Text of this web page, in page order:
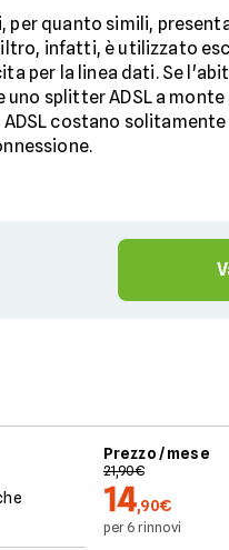
per quanto simili,
infatti, è utilizzato
per la linea dati. Se
splitter ADSL a
costano solitamente
Prezzo / mese
21,90€
14,90€
per 6 rinnovi